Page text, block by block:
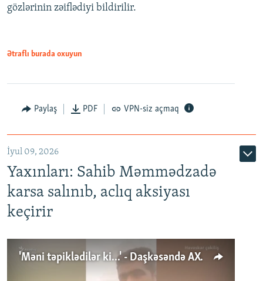
gözlərinin zəiflədiyi bildirilir.
Ətraflı burada oxuyun
Paylaş PDF VPN-siz açmaq
İyul 09, 2026
Yaxınları: Sahib Məmmədzadə
karsa salınıb, aclıq aksiyası
keçirir
'Məni təpiklədilər ki...' - Daşkəsəndə AXCP fəalının yaxınları onun həbsinə etiraz edirlər